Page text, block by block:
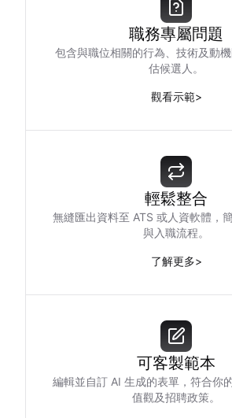
職務專屬問題
包含與職位相關的行為、技術及動
估候選人。
觀看示範>
輕鬆整合
無縫匯出資料至 ATS 或人資軟體，
與入職流程。
了解更多>
可客製範本
編輯並自訂 AI 生成的表單，符合你
值觀及招聘政策。